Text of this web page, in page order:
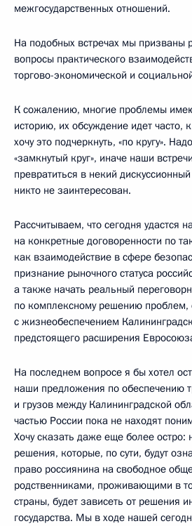
межгосударственных отношений.
На подобных встречах мы призваны
вопросы практического
торгово-экономической и
К сожалению, многие проблемы
историю, их обсуждение идет
хочу это подчеркнуть, «по кругу».
«замкнутый круг», иначе наши
превратиться в некий
никто не заинтересован.
Рассчитываем, что сегодня удастся
на конкретные договоренности по
как взаимодействие в сфере
признание рыночного статуса
а также начать реальный
по комплексному решению проблем,
с жизнеобеспечением
предстоящего расширения
На последнем вопросе я бы хотел
наши предложения по обеспечению
и грузов между Калининградской
частью России пока не находят
Хочу сказать даже еще более остро:
решения, которые, по сути, будут
право россиянина на свободное
родственниками, проживающими в
страны, будет зависеть от решения
государства. Мы в ходе нашей